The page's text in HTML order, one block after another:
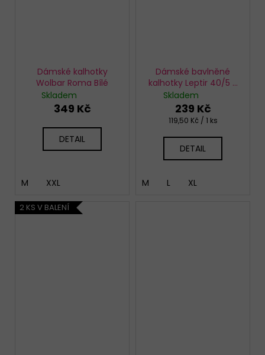
Dámské kalhotky
Wolbar Roma Bílé
Skladem
349 Kč
DETAIL
M XXL
Dámské bavlněné
kalhotky Leptir 40/5 2
pack
Skladem
239 Kč
Měrná
119,50 Kč / 1 ks
DETAIL
M L XL
2 KS V BALENÍ